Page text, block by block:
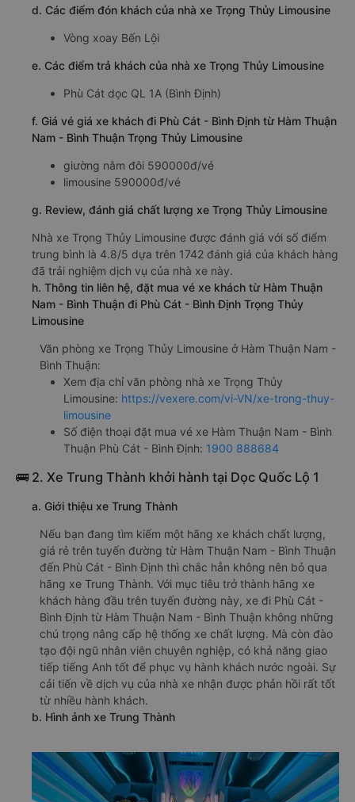
d. Các điểm đón khách của nhà xe Trọng Thủy Limousine
Vòng xoay Bến Lội
e. Các điểm trả khách của nhà xe Trọng Thủy Limousine
Phù Cát dọc QL 1A (Bình Định)
f. Giá vé giá xe khách đi Phù Cát - Bình Định từ Hàm Thuận
Nam - Bình Thuận Trọng Thủy Limousine
giường nằm đôi 590000đ/vé
limousine 590000đ/vé
g. Review, đánh giá chất lượng xe Trọng Thủy Limousine
Nhà xe Trọng Thủy Limousine được đánh giá với số điểm
trung bình là 4.8/5 dựa trên 1742 đánh giá của khách hàng
đã trải nghiệm dịch vụ của nhà xe này.
h. Thông tin liên hệ, đặt mua vé xe khách từ Hàm Thuận
Nam - Bình Thuận đi Phù Cát - Bình Định Trọng Thủy
Limousine
Văn phòng xe Trọng Thủy Limousine ở Hàm Thuận Nam -
Bình Thuận:
Xem địa chỉ văn phòng nhà xe Trọng Thủy
Limousine: https://vexere.com/vi-VN/xe-trong-thuy-
limousine
Số điện thoại đặt mua vé xe Hàm Thuận Nam - Bình
Thuận Phù Cát - Bình Định: 1900 888684
🚌 2. Xe Trung Thành khởi hành tại Dọc Quốc Lộ 1
a. Giới thiệu xe Trung Thành
Nếu bạn đang tìm kiếm một hãng xe khách chất lượng,
giá rẻ trên tuyến đường từ Hàm Thuận Nam - Bình Thuận
đến Phù Cát - Bình Định thì chắc hẳn không nên bỏ qua
hãng xe Trung Thành. Với mục tiêu trở thành hãng xe
khách hàng đầu trên tuyến đường này, xe đi Phù Cát -
Bình Định từ Hàm Thuận Nam - Bình Thuận không những
chú trọng nâng cấp hệ thống xe chất lượng. Mà còn đào
tạo đội ngũ nhân viên chuyên nghiệp, có khả năng giao
tiếp tiếng Anh tốt để phục vụ hành khách nước ngoài. Sự
cải tiến về dịch vụ của nhà xe nhận được phản hồi rất tốt
từ nhiều hành khách.
b. Hình ảnh xe Trung Thành